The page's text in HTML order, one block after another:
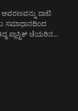
ಆವರಣವನ್ನು ದಾಟಿ
ಸಮಾಧಾನದಿಂದ
ಪ್ಲಾಸ್ಟಿಕ್ ಚೆಯರಿನ…